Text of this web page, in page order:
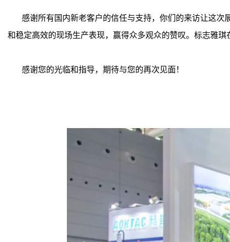
感谢所有国内新老客户的信任与支持，你们的来访让这次
和稳定高效的现场生产表现，赢得众多观众的赞叹。标志雅
感谢您的光临和指导，期待与您的再次见面！